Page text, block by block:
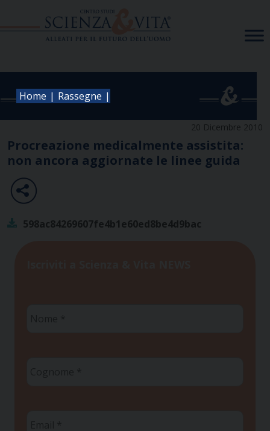
Home | Rassegne |
20 Dicembre 2010
Procreazione medicalmente assistita:
non ancora aggiornate le linee guida
598ac84269607fe4b1e60ed8be4d9bac